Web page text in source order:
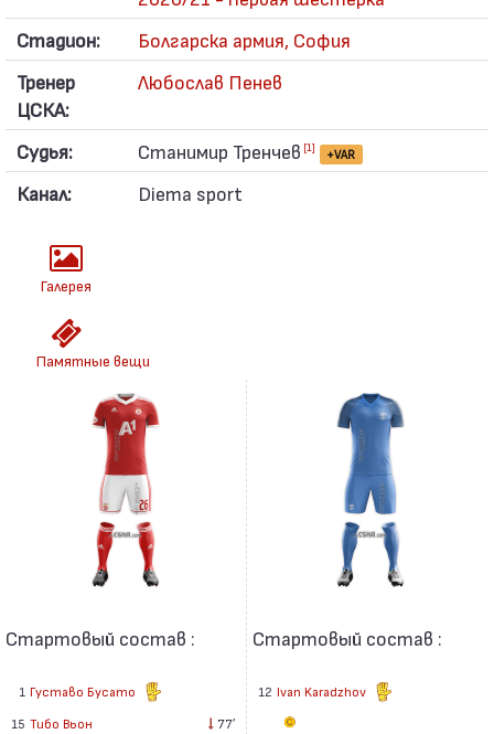
Стадион:
Болгарска армия, София
Тренер
ЦСКА:
Любослав Пенев
Судья: Станимир Тренчев [1] +VAR
Канал: Diema sport
Галерея
Памятные вещи
Стартовый состав :
1 Густаво Бусато
15 Тибо Вьон
77′
Стартовый состав :
12 Ivan Karadzhov